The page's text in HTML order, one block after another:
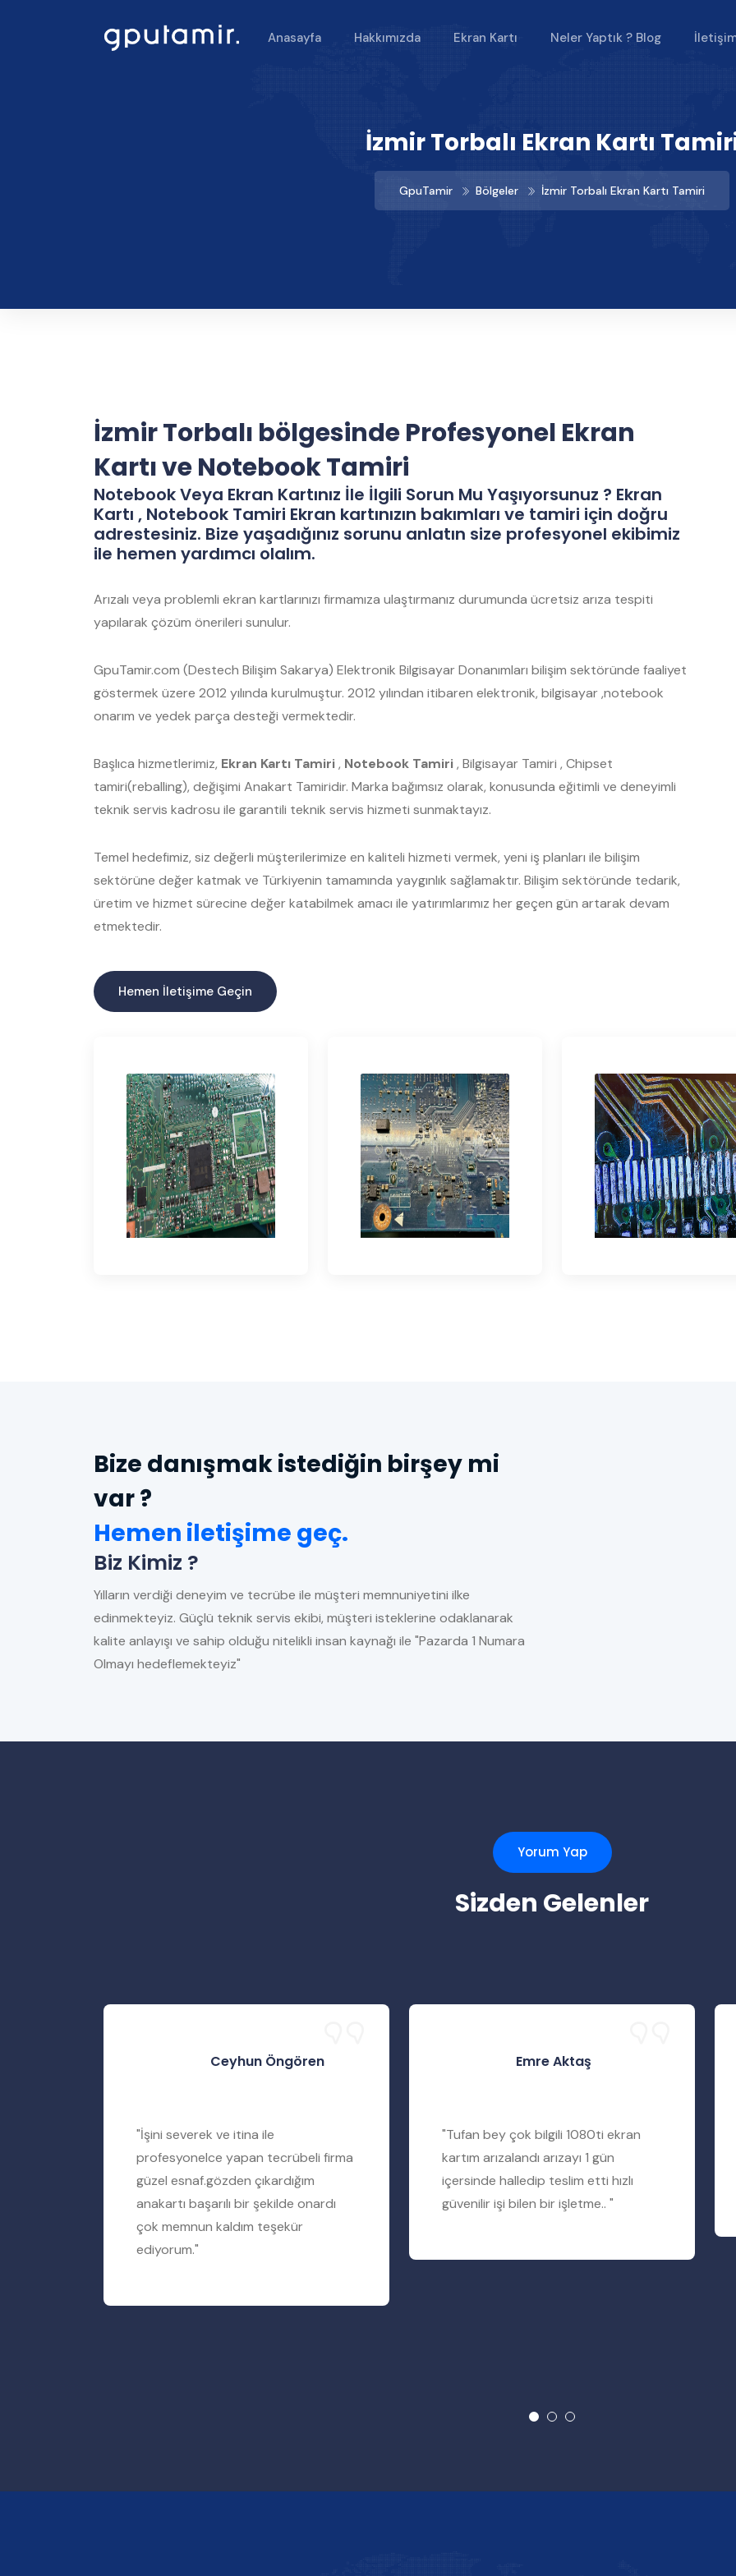
Anasayfa Hakkımızda Ekran Kartı Neler Yaptık ? Blog
İzmir Torbalı Ekran Kartı
GpuTamir Bölgeler İzmir Torbalı Ekran Kartı Tamiri
İzmir Torbalı bölgesinde Profesyonel Ekran
Kartı ve Notebook Tamiri
Notebook Veya Ekran Kartınız İle İlgili Sorun Mu Yaşıyorsunuz ? Ekran
Kartı , Notebook Tamiri Ekran kartınızın bakımları ve tamiri için doğru
adrestesiniz. Bize yaşadığınız sorunu anlatın size profesyonel ekibimiz
ile hemen yardımcı olalım.
Arızalı veya problemli ekran kartlarınızı firmamıza ulaştırmanız durumunda ücretsiz arıza tespiti
yapılarak çözüm önerileri sunulur.
GpuTamir.com (Destech Bilişim Sakarya) Elektronik Bilgisayar Donanımları bilişim sektöründe faaliyet
göstermek üzere 2012 yılında kurulmuştur. 2012 yılından itibaren elektronik, bilgisayar ,notebook
onarım ve yedek parça desteği vermektedir.
Başlıca hizmetlerimiz, Ekran Kartı Tamiri, Notebook Tamiri, Bilgisayar Tamiri , Chipset
tamiri(reballing), değişimi Anakart Tamiridir. Marka bağımsız olarak, konusunda eğitimli ve deneyimli
teknik servis kadrosu ile garantili teknik servis hizmeti sunmaktayız.
Temel hedefimiz, siz değerli müşterilerimize en kaliteli hizmeti vermek, yeni iş planları ile bilişim
sektörüne değer katmak ve Türkiyenin tamamında yaygınlık sağlamaktır. Bilişim sektöründe tedarik,
üretim ve hizmet sürecine değer katabilmek amacı ile yatırımlarımız her geçen gün artarak devam
etmektedir.
Hemen İletişime Geçin
Bize danışmak istediğin birşey mi
var ?
Hemen iletişime geç.
Biz Kimiz ?
Yılların verdiği deneyim ve tecrübe ile müşteri memnuniyetini ilke
edinmekteyiz. Güçlü teknik servis ekibi, müşteri isteklerine odaklanarak
kalite anlayışı ve sahip olduğu nitelikli insan kaynağı ile "Pazarda 1 Numara
Olmayı hedeflemekteyiz"
Yorum Yap
Sizden Gelenler
Ceyhun Öngören
"İşini severek ve itina ile
profesyonelce yapan tecrübeli firma
güzel esnaf.gözden çıkardığım
anakartı başarılı bir şekilde onardı
çok memnun kaldım teşekür
ediyorum."
Emre Aktaş
"Tufan bey çok bilgili 1080ti ekran
kartım arızalandı arızayı 1 gün
içersinde halledip teslim etti hızlı
güvenilir işi bilen bir işletme.. "